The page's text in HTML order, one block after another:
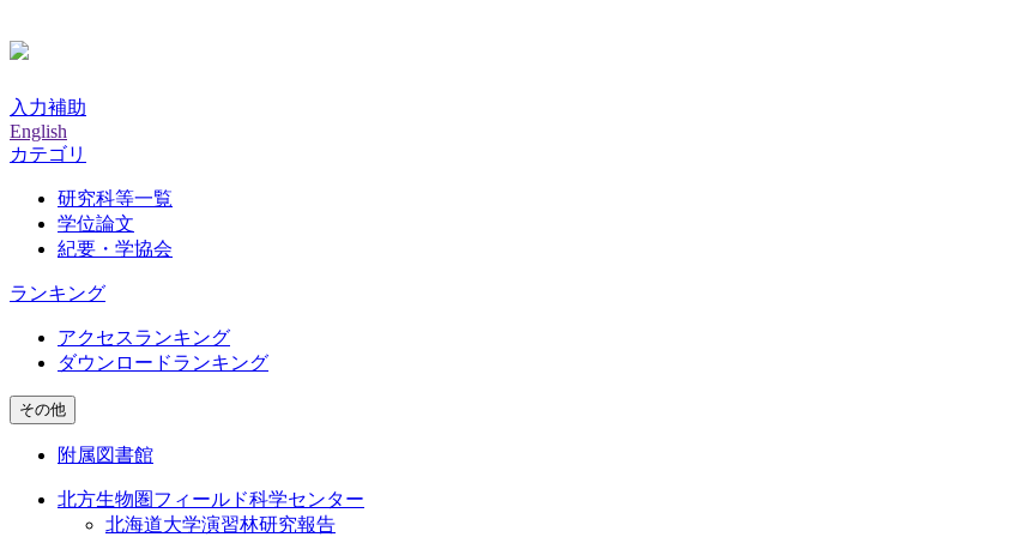
入力補助
English
カテゴリ
研究科等一覧
学位論文
紀要・学協会
ランキング
アクセスランキング
ダウンロードランキング
その他
附属図書館
北方生物圏フィールド科学センター
北海道大学演習林研究報告